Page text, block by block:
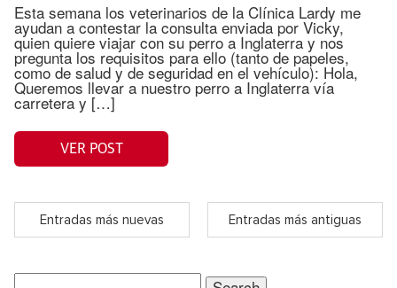
Esta semana los veterinarios de la Clínica Lardy me
ayudan a contestar la consulta enviada por Vicky,
quien quiere viajar con su perro a Inglaterra y nos
pregunta los requisitos para ello (tanto de papeles,
como de salud y de seguridad en el vehículo): Hola,
Queremos llevar a nuestro perro a Inglaterra vía
carretera y […]
VER POST
Entradas más nuevas Entradas más antiguas
Search